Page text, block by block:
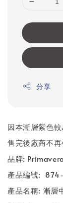
分享
因本漸層紫色
售完後廠商不
品牌: Primavera
產品編號:
產品名稱: 漸層